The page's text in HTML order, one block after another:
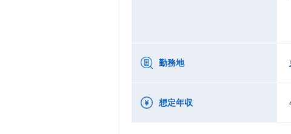
勤務地
想定年収